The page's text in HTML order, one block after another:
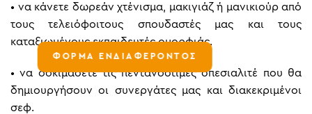
ΦΟΡΜΑ ΕΝΔΙΑΦΕΡΟΝΤΟΣ
• να κάνετε δωρεάν χτένισμα, μακιγιάζ ή μανικιούρ από
τους τελειόφοιτους σπουδαστές μας και τους
καταξιωμένους εκπαιδευτές ομορφιάς.
• να δοκιμάσετε τις πεντανόστιμες σπεσιαλιτέ που θα
δημιουργήσουν οι συνεργάτες μας και διακεκριμένοι
σεφ.